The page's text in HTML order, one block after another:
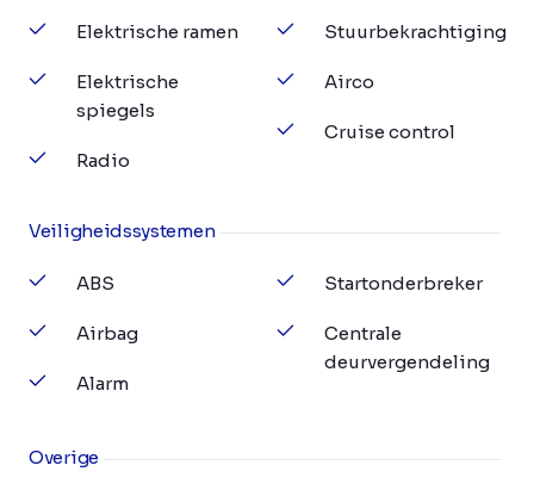
Elektrische ramen
Elektrische
spiegels
Radio
Stuurbekrachtiging
Airco
Cruise control
Veiligheidssystemen
ABS
Airbag
Alarm
Startonderbreker
Centrale
deurvergendeling
Overige